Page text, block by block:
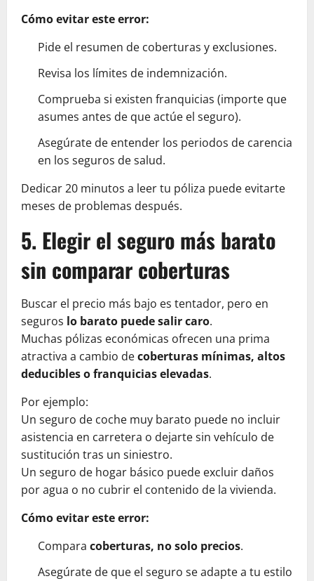
Cómo evitar este error:
Pide el resumen de coberturas y exclusiones.
Revisa los límites de indemnización.
Comprueba si existen franquicias (importe que
asumes antes de que actúe el seguro).
Asegúrate de entender los periodos de carencia
en los seguros de salud.
Dedicar 20 minutos a leer tu póliza puede evitarte
meses de problemas después.
5. Elegir el seguro más barato
sin comparar coberturas
Buscar el precio más bajo es tentador, pero en
seguros lo barato puede salir caro.
Muchas pólizas económicas ofrecen una prima
atractiva a cambio decoberturas mínimas, altos
deducibles o franquicias elevadas.
Por ejemplo:
Un seguro de coche muy barato puede no incluir
asistencia en carretera o dejarte sin vehículo de
sustitución tras un siniestro.
Un seguro de hogar básico puede excluir daños
por agua o no cubrir el contenido de la vivienda.
Cómo evitar este error:
Compara coberturas, no solo precios.
Asegúrate de que el seguro se adapte a tu estilo